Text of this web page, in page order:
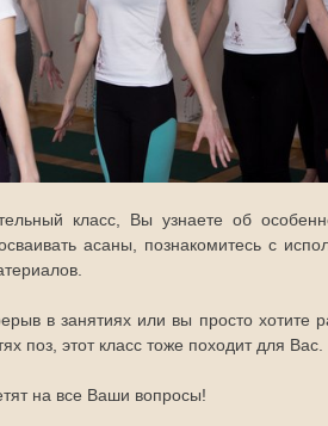
класс, Вы узнаете об
асаны, познакомитесь с
в занятиях или вы просто хотите
поз, этот класс тоже походит для Вас.
на все Ваши вопросы!